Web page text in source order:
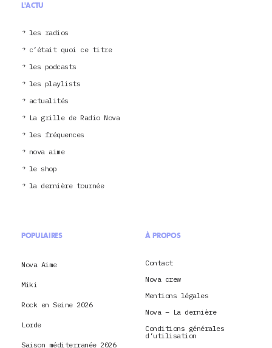
L'ACTU
les radios
c’était quoi ce titre
les podcasts
les playlists
actualités
La grille de Radio Nova
les fréquences
nova aime
le shop
la dernière tournée
POPULAIRES
Nova Aime
Miki
Rock en Seine 2026
Lorde
Saison méditerranée 2026
À PROPOS
Contact
Nova crew
Mentions légales
Nova – La dernière
Conditions générales
d’utilisation